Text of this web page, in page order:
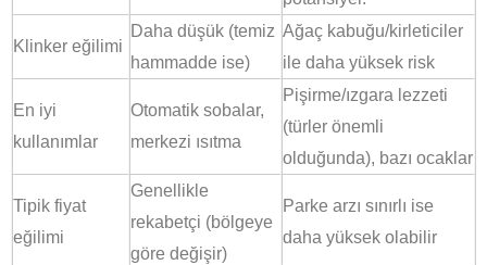
Klinker eğilimi
Daha düşük (temiz
hammadde ise)
Ağaç kabuğu/kirleticiler
ile daha yüksek risk
En iyi
kullanımlar
Otomatik sobalar,
merkezi ısıtma
Pişirme/ızgara lezzeti
(türler önemli
olduğunda), bazı ocaklar
Tipik fiyat
eğilimi
Genellikle
rekabetçi (bölgeye
göre değişir)
Parke arzı sınırlı ise
daha yüksek olabilir